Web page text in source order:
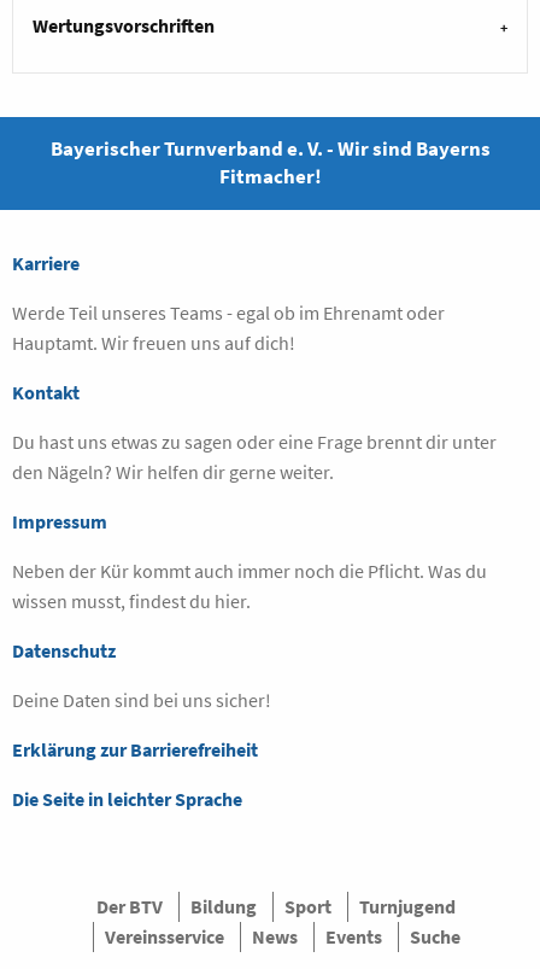
Wertungsvorschriften
Bayerischer Turnverband e. V. - Wir sind Bayerns
Fitmacher!
Karriere
Werde Teil unseres Teams - egal ob im Ehrenamt oder
Hauptamt. Wir freuen uns auf dich!
Kontakt
Du hast uns etwas zu sagen oder eine Frage brennt dir unter
den Nägeln? Wir helfen dir gerne weiter.
Impressum
Neben der Kür kommt auch immer noch die Pflicht. Was du
wissen musst, findest du hier.
Datenschutz
Deine Daten sind bei uns sicher!
Erklärung zur Barrierefreiheit
Die Seite in leichter Sprache
Der BTV Bildung Sport
Turnjugend
Vereinsservice
News Events Suche